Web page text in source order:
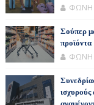
ΦΩΝΗ
Σούπερ
ΦΩΝΗ
ισχυρούς